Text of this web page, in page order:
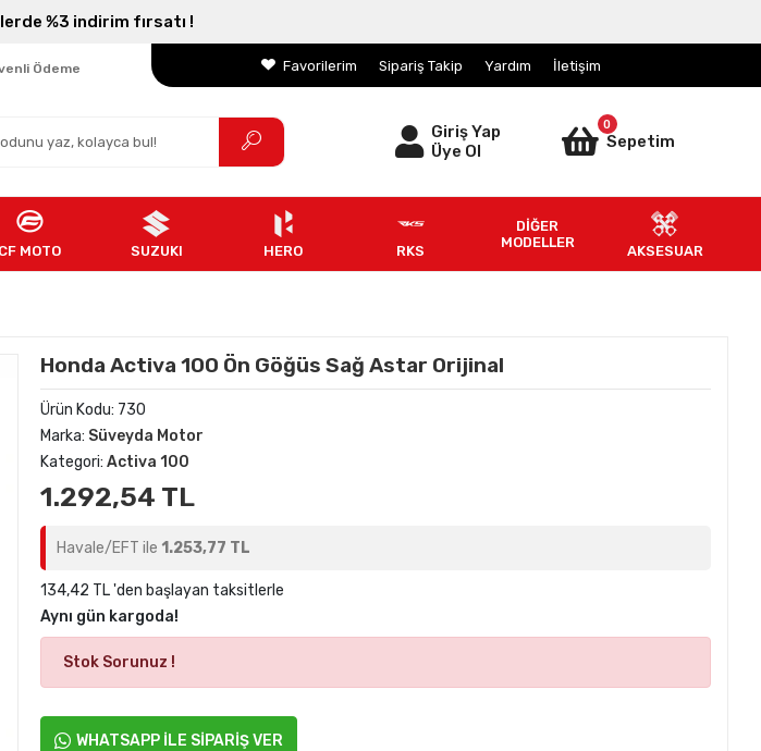
%3 indirim fırsatı !
Online Adresi
Ödeme
Favorilerim Sipariş Takip Yardım İletişim
Giriş Yap
Üye Ol
0
Sepetim
CF MOTO SUZUKI HERO RKS
DİĞER
MODELLER
AKSESUAR
Honda Activa 100 Ön Göğüs Sağ Astar Orijinal
Ürün Kodu: 730
Marka: Süveyda Motor
Kategori: Activa 100
1.292,54 TL
Havale/EFT ile 1.253,77 TL
134,42 TL 'den başlayan taksitlerle
Aynı gün kargoda!
Stok Sorunuz !
WHATSAPP İLE SİPARİŞ VER